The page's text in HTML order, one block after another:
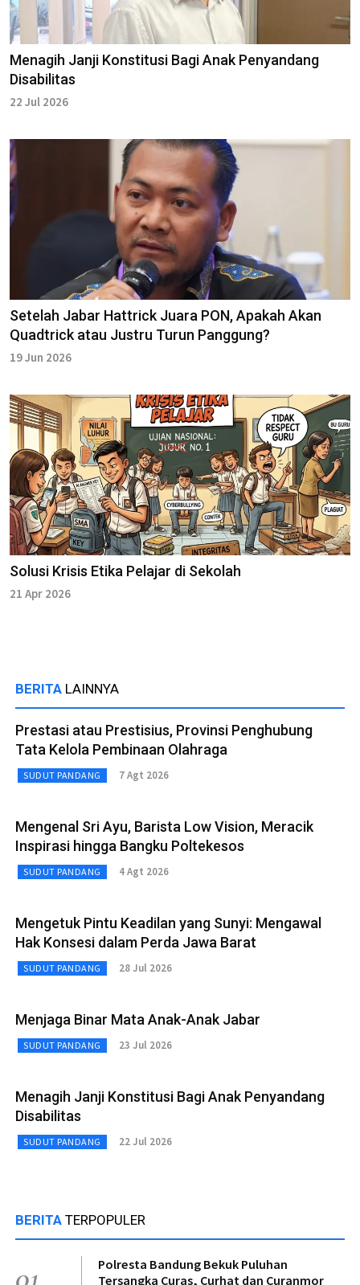
Menagih Janji Konstitusi Bagi Anak Penyandang
Disabilitas
22 Jul 2026
Setelah Jabar Hattrick Juara PON, Apakah Akan
Quadtrick atau Justru Turun Panggung?
19 Jun 2026
Solusi Krisis Etika Pelajar di Sekolah
21 Apr 2026
BERITA LAINNYA
Prestasi atau Prestisius, Provinsi Penghubung
Tata Kelola Pembinaan Olahraga
SUDUT PANDANG 7 Agt 2026
Mengenal Sri Ayu, Barista Low Vision, Meracik
Inspirasi hingga Bangku Poltekesos
SUDUT PANDANG 4 Agt 2026
Mengetuk Pintu Keadilan yang Sunyi: Mengawal
Hak Konsesi dalam Perda Jawa Barat
SUDUT PANDANG 28 Jul 2026
Menjaga Binar Mata Anak-Anak Jabar
SUDUT PANDANG 23 Jul 2026
Menagih Janji Konstitusi Bagi Anak Penyandang
Disabilitas
SUDUT PANDANG 22 Jul 2026
BERITA TERPOPULER
Polresta Bandung Bekuk Puluhan
Tersangka Curas, Curhat dan Curanmor